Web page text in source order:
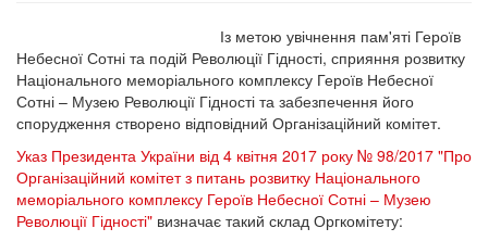
Із метою увічнення пам'яті Героїв
Небесної Сотні та подій Революції Гідності, сприяння розвитку
Національного меморіального комплексу Героїв Небесної
Сотні – Музею Революції Гідності та забезпечення його
спорудження створено відповідний Організаційний комітет.
Указ Президента України від 4 квітня 2017 року № 98/2017 "Про
Організаційний комітет з питань розвитку Національного
меморіального комплексу Героїв Небесної Сотні – Музею
Революції Гідності" визначає такий склад Оргкомітету: